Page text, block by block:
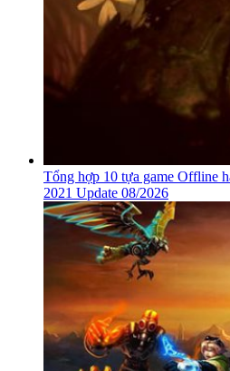
Tổng hợp 10 tựa game Offline
2021 Update 08/2026